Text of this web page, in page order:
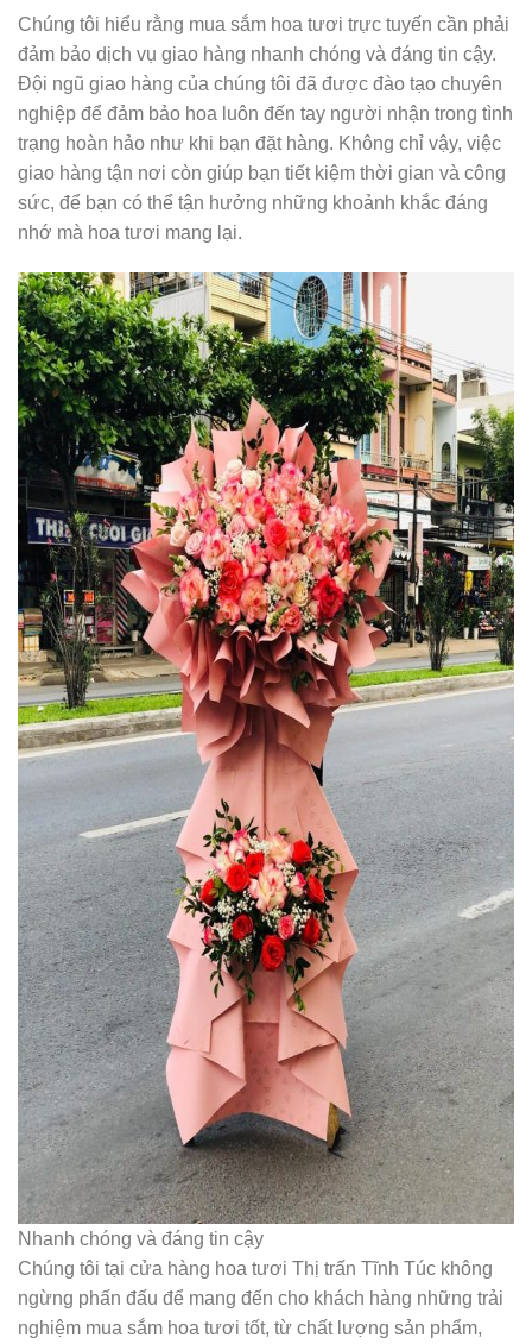
Chúng tôi hiểu rằng mua sắm hoa tươi trực tuyến cần phải
đảm bảo dịch vụ giao hàng nhanh chóng và đáng tin cậy.
Đội ngũ giao hàng của chúng tôi đã được đào tạo chuyên
nghiệp để đảm bảo hoa luôn đến tay người nhận trong tình
trạng hoàn hảo như khi bạn đặt hàng. Không chỉ vậy, việc
giao hàng tận nơi còn giúp bạn tiết kiệm thời gian và công
sức, để bạn có thể tận hưởng những khoảnh khắc đáng
nhớ mà hoa tươi mang lại.
Nhanh chóng và đáng tin cậy
Chúng tôi tại cửa hàng hoa tươi Thị trấn Tĩnh Túc không
ngừng phấn đấu để mang đến cho khách hàng những trải
nghiệm mua sắm hoa tươi tốt, từ chất lượng sản phẩm,